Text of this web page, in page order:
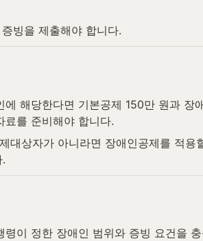
빙을 제출해야 합니다.
해당한다면 기본공제 150만 원과 장
료를 준비해야 합니다.
대상자가 아니라면 장애인공제를 적용
이 정한 장애인 범위와 증빙 요건을